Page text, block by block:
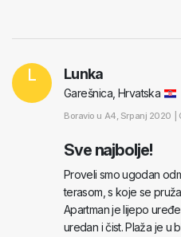
L Lunka
Garešnica, Hrvatska
Boravio u A4, Srpanj 2020 |
Sve najbolje!
Proveli smo ugodan
terasom, s koje se
Apartman je lijepo
uredan i čist. Plaža je u